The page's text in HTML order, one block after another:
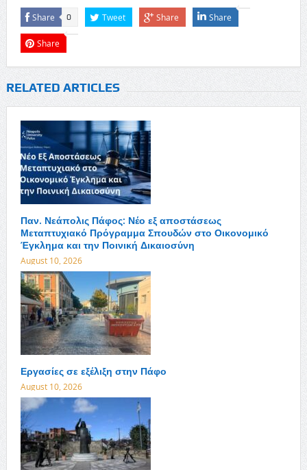
Share 0 Tweet Share Share
Share
RELATED ARTICLES
Παν. Νεάπολις Πάφος: Νέο εξ αποστάσεως
Μεταπτυχιακό Πρόγραμμα Σπουδών στο Οικονομικό
Έγκλημα και την Ποινική Δικαιοσύνη
August 10, 2026
Εργασίες σε εξέλιξη στην Πάφο
August 10, 2026